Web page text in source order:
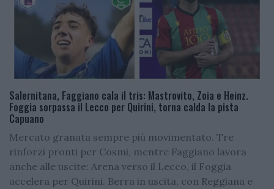
Salernitana, Faggiano cala il tris: Mastrovito, Zoia e Heinz.
Foggia sorpassa il Lecco per Quirini, torna calda la pista
Capuano
Mercato granata sempre più movimentato. Tre
rinforzi pronti per Cosmi, mentre Faggiano lavora
anche alle uscite: Arena verso il Lecco, il Foggia
accelera per Quirini. Berra in uscita, con Reggiana e